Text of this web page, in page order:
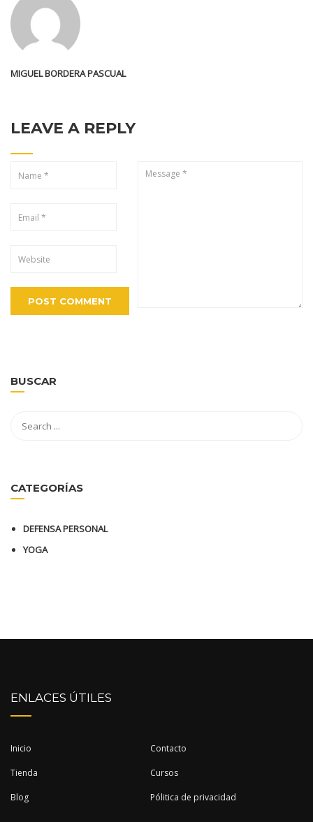
MIGUEL BORDERA PASCUAL
LEAVE A REPLY
BUSCAR
CATEGORÍAS
DEFENSA PERSONAL
YOGA
ENLACES ÚTILES
Inicio Contacto
Tienda Cursos
Blog Pólitica de privacidad